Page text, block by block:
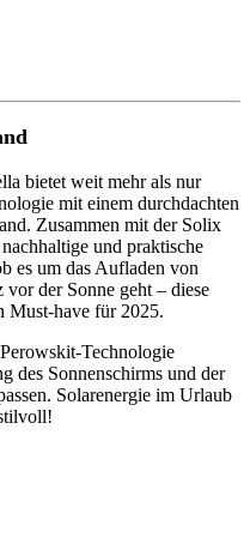
bietet weit mehr als nur
mit einem durchdachten
Zusammen mit der Solix
und praktische
es um das Aufladen von
der Sonne geht – diese
Must-have für 2025.
Technologie
des Sonnenschirms und der
Solarenergie im Urlaub